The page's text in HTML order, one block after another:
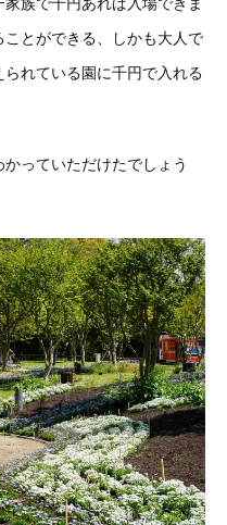
とができる、しかも大人で
れている園に千円で入れる
っていただけたでしょう